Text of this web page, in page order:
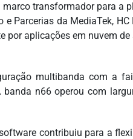
transformador para a
Parcerias da MediaTek,
por aplicações em nuvem
multibanda com a
n66 operou com
contribuiu para a